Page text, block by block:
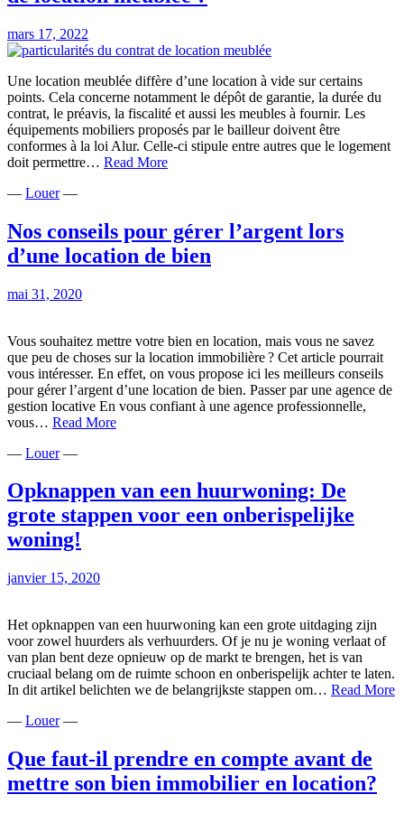
mars 17, 2022
Une location meublée diffère d’une location à vide sur certains
points. Cela concerne notamment le dépôt de garantie, la durée du
contrat, le préavis, la fiscalité et aussi les meubles à fournir. Les
équipements mobiliers proposés par le bailleur doivent être
conformes à la loi Alur. Celle-ci stipule entre autres que le logement
doit permettre… Read MoreQuelles
du
contrat
de
— Louer—
Nos conseils pour gérer l’argent lors
d’une location de bien
mai 31, 2020
Vous souhaitez mettre votre bien en location, mais vous ne savez
que peu de choses sur la location immobilière ? Cet article pourrait
vous intéresser. En effet, on vous propose ici les meilleurs conseils
pour gérer l’argent d’une location de bien. Passer par une agence de
gestion locative En vous confiant à une agence professionnelle,
vous… Read MoreNos
l’argent
lors
d’une
— Louer—
Opknappen van een huurwoning: De
grote stappen voor een onberispelijke
woning!
janvier 15, 2020
Het opknappen van een huurwoning kan een grote uitdaging zijn
voor zowel huurders als verhuurders. Of je nu je woning verlaat of
van plan bent deze opnieuw op de markt te brengen, het is van
cruciaal belang om de ruimte schoon en onberispelijk achter te laten.
In dit artikel belichten we de belangrijkste stappen om… Read More
— Louer—
Que faut-il prendre en compte avant de
mettre son bien immobilier en location?